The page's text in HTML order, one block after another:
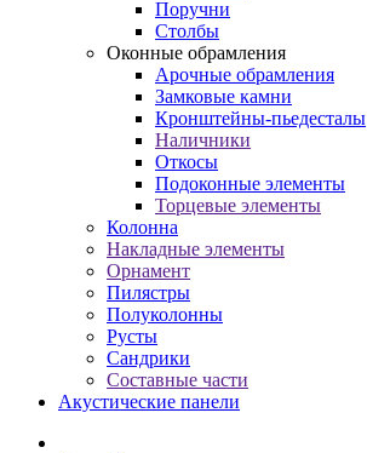
Поручни
Столбы
Оконные обрамления
Арочные обрамления
Замковые камни
Кронштейны-пьедесталы
Наличники
Откосы
Подоконные элементы
Торцевые элементы
Колонна
Накладные элементы
Орнамент
Пилястры
Полуколонны
Русты
Сандрики
Составные части
Акустические панели